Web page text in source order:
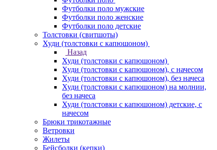
Футболки поло мужские
Футболки поло женские
Футболки поло детские
Толстовки (свитшоты)
Худи (толстовки с капюшоном)
Назад
Худи (толстовки с капюшоном)
Худи (толстовки c капюшоном), с начесом
Худи (толстовки c капюшоном), без начеса
Худи (толстовки с капюшоном) на молнии,
без начеса
Худи (толстовки c капюшоном) детские, с
начесом
Брюки трикотажные
Ветровки
Жилеты
Бейсболки (кепки)